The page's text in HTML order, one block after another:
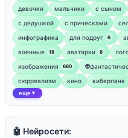
девочки мальчики с сыном
с дедушкой
с прическами
инфографика
для подруг 6
военные 18 аватарки 6
изображения 680
сюрреализм кино киберпанк
еще ▼
🤖 Нейросети: